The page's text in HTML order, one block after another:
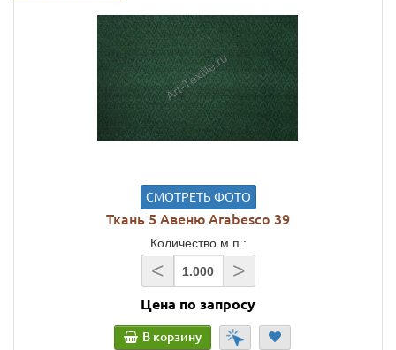
СМОТРЕТЬ ФОТО
Ткань 5 Авеню Arabesco 39
Количество м.п.:
< >
Цена по запросу
В корзину